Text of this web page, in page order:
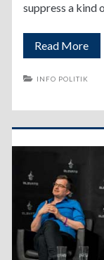
suppress a kind
Read More
in
INFO POLITIK